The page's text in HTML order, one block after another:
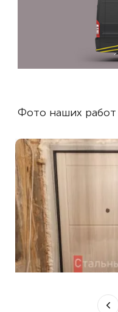
Фото наших работ